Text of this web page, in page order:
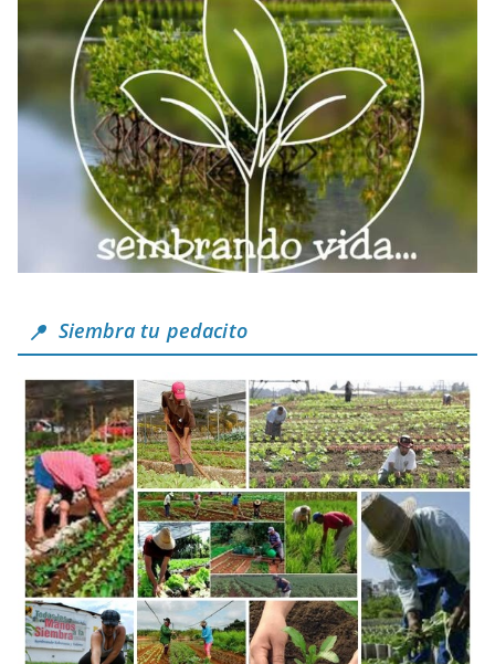
Siembra tu pedacito